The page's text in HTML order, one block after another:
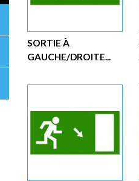
SORTIE À
GAUCHE/DROITE...